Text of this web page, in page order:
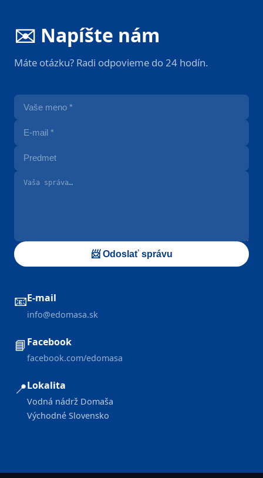
✉️ Napíšte nám
Máte otázku? Radi odpovieme do 24 hodín.
📨 Odoslať správu
📧E-mail
info@edomasa.sk
📘Facebook
facebook.com/edomasa
📍Lokalita
Vodná nádrž Domaša
Východné Slovensko